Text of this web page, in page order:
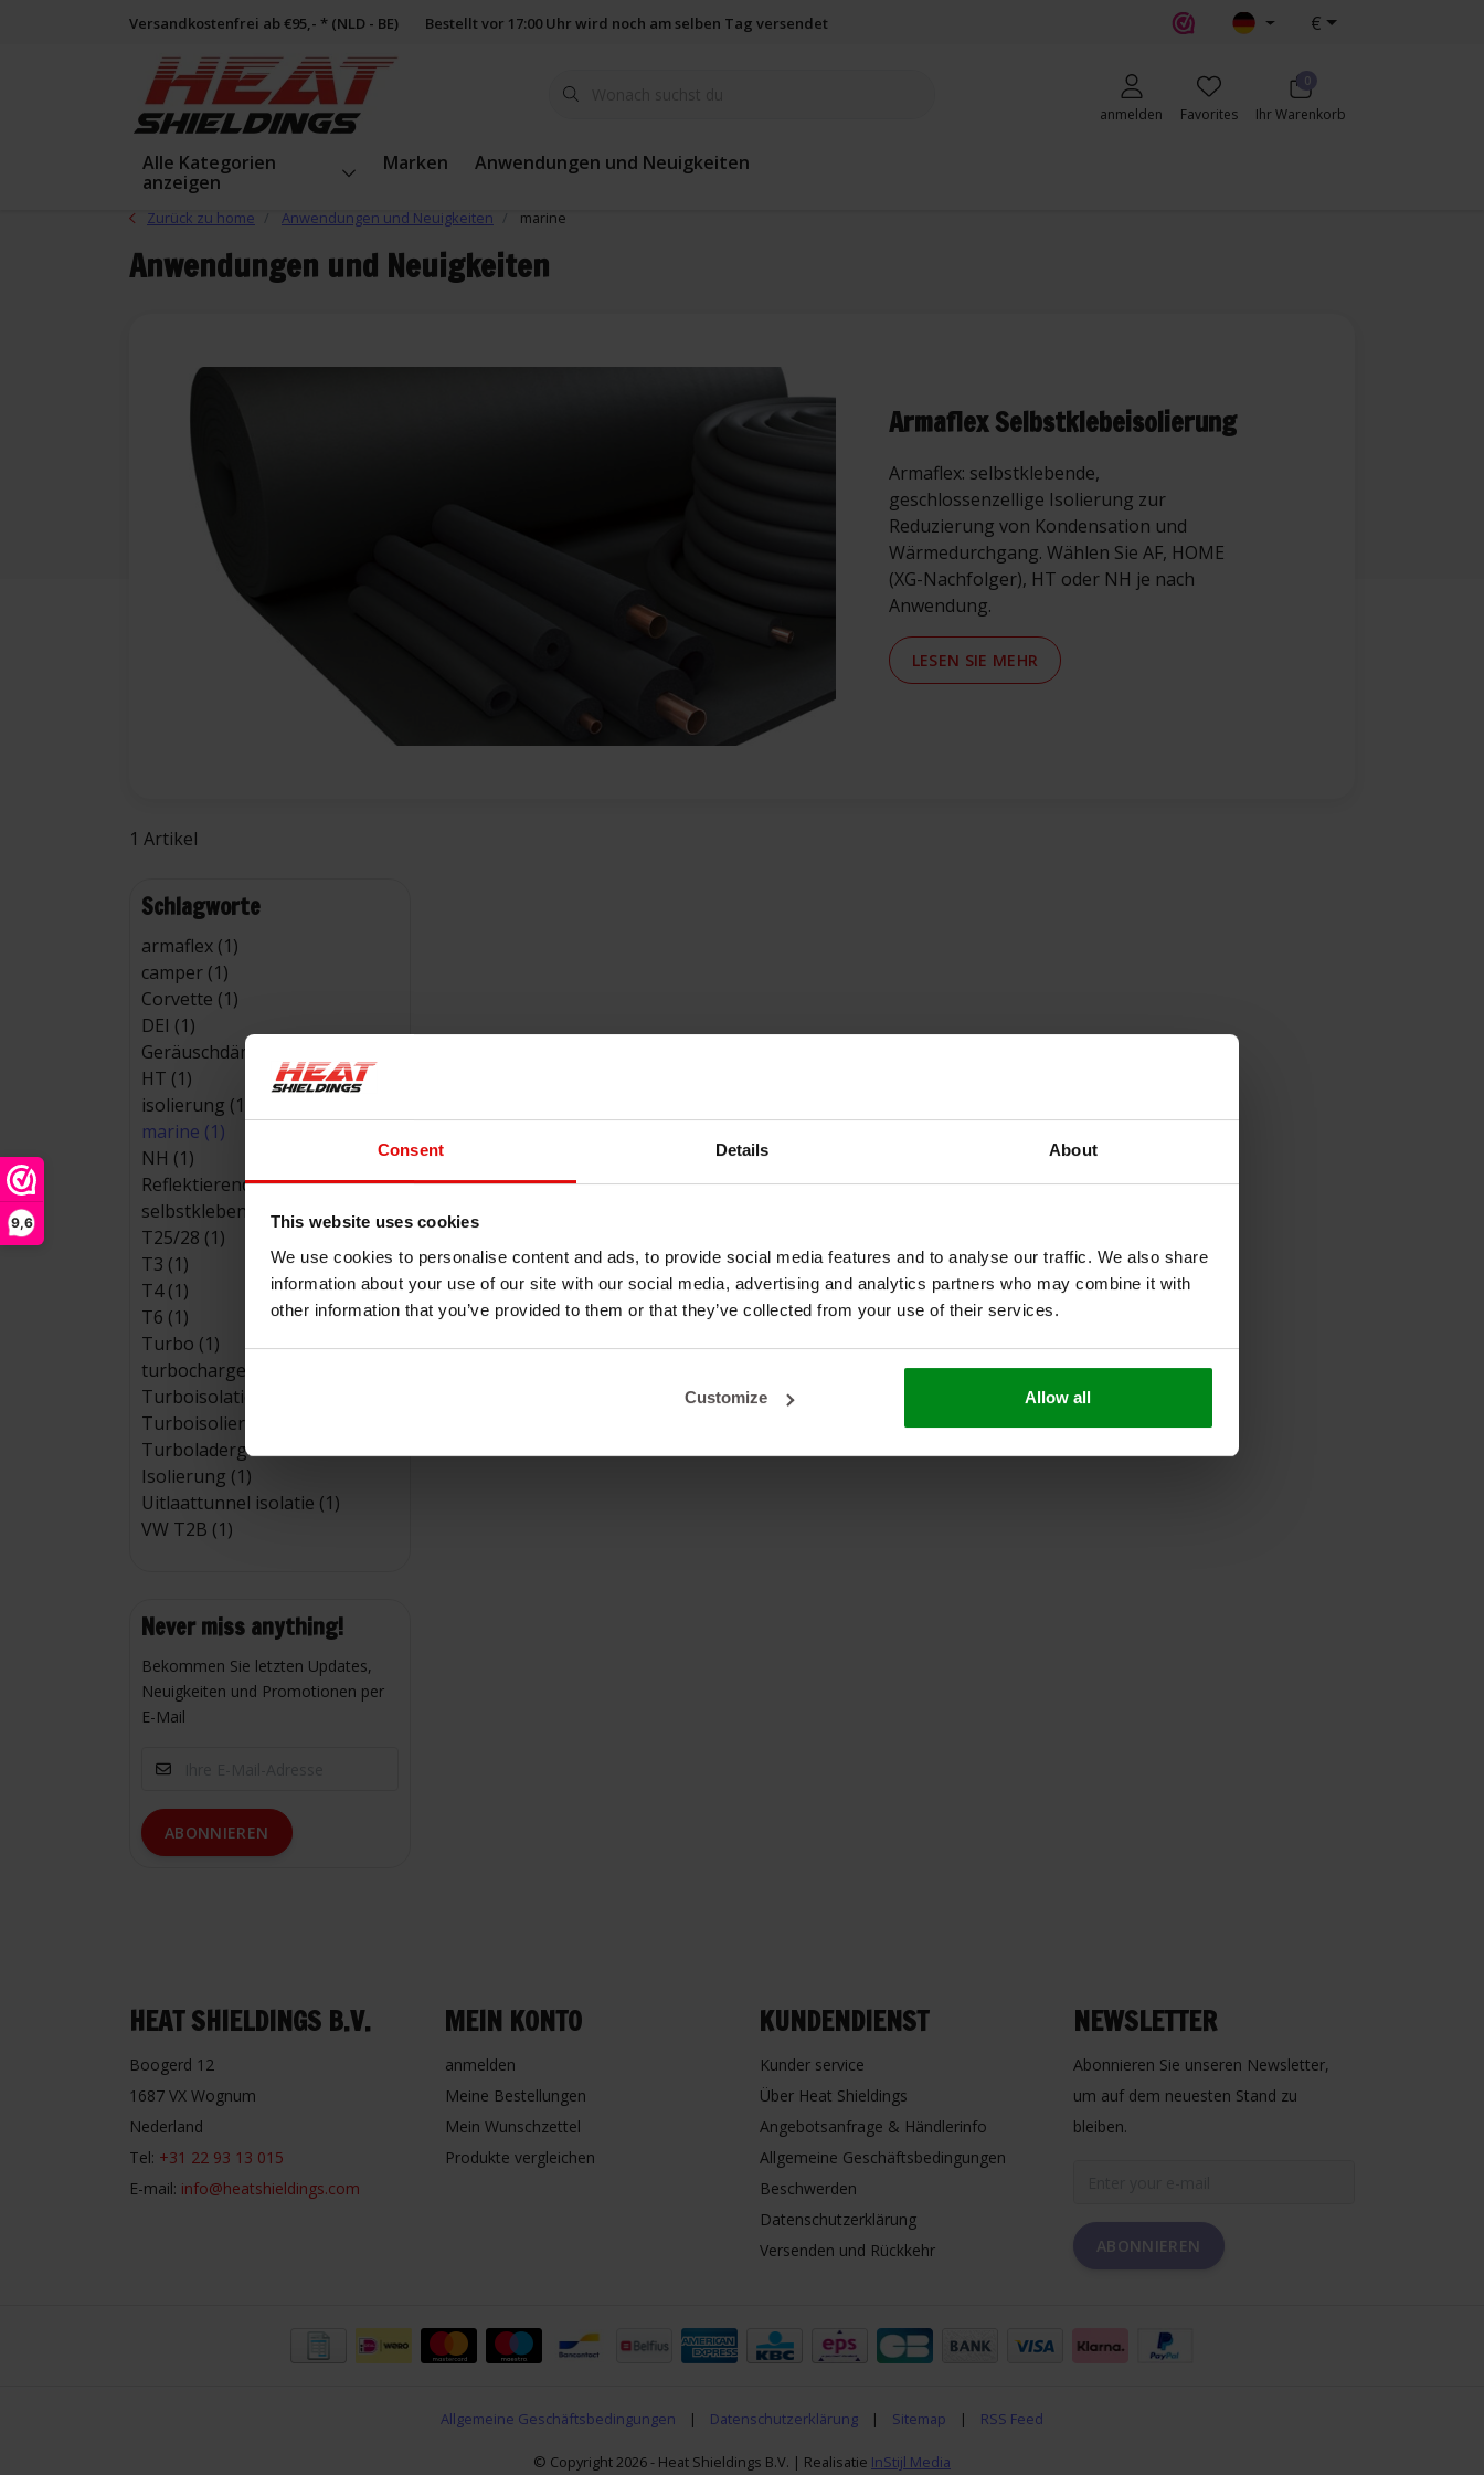
Consent Details About
This website uses cookies
We use cookies to personalise content and ads, to provide social media features and to analyse our traffic. We also share
information about your use of our site with our social media, advertising and analytics partners who may combine it with
other information that you’ve provided to them or that they’ve collected from your use of their services.
Customize Allow all
9,6
Versandkostenfrei ab €95,- * (NLD - BE) Bestellt vor 17:00 Uhr wird noch am selben Tag versendet €
anmelden Favorites
0
Ihr Warenkorb
Alle Kategorien
anzeigen
Marken Anwendungen und Neuigkeiten
Zurück zu home Anwendungen und Neuigkeiten marine
Anwendungen und Neuigkeiten
Armaflex Selbstklebeisolierung
Armaflex: selbstklebende,
geschlossenzellige Isolierung zur
Reduzierung von Kondensation und
Wärmedurchgang. Wählen Sie AF, HOME
(XG-Nachfolger), HT oder NH je nach
Anwendung.
LESEN SIE MEHR
1 Artikel
Schlagworte
armaflex (1)
camper (1)
Corvette (1)
DEI (1)
Geräuschdämmung (1)
HT (1)
isolierung (1)
marine (1)
NH (1)
Reflektierende Folien (1)
selbstklebend (1)
T25/28 (1)
T3 (1)
T4 (1)
T6 (1)
Turbo (1)
turbocharger (1)
Turboisolationsabdeckung (1)
Turboisolierung (1)
Turboladergehäuse-
Isolierung (1)
Uitlaattunnel isolatie (1)
VW T2B (1)
Never miss anything!
Bekommen Sie letzten Updates,
Neuigkeiten und Promotionen per
E-Mail
ABONNIEREN
HEAT SHIELDINGS B.V.
Boogerd 12
1687 VX Wognum
Nederland
Tel: +31 22 93 13 015
E-mail: info@heatshieldings.com
MEIN KONTO
anmelden
Meine Bestellungen
Mein Wunschzettel
Produkte vergleichen
KUNDENDIENST
Kunder service
Über Heat Shieldings
Angebotsanfrage & Händlerinfo
Allgemeine Geschäftsbedingungen
Beschwerden
Datenschutzerklärung
Versenden und Rückkehr
NEWSLETTER
Abonnieren Sie unseren Newsletter,
um auf dem neuesten Stand zu
bleiben.
ABONNIEREN
Allgemeine Geschäftsbedingungen | Datenschutzerklärung | Sitemap | RSS Feed
© Copyright 2026 - Heat Shieldings B.V. | Realisatie InStijl Media